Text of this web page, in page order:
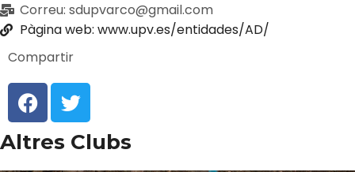
Correu: sdupvarco@gmail.com
Pàgina web: www.upv.es/entidades/AD/
Compartir
Altres Clubs